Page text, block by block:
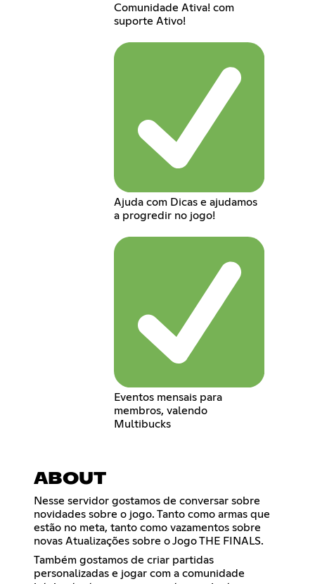
Comunidade Ativa! com
suporte Ativo!
Ajuda com Dicas e ajudamos
a progredir no jogo!
Eventos mensais para
membros, valendo
Multibucks
ABOUT
Nesse servidor gostamos de conversar sobre
novidades sobre o jogo. Tanto como armas que
estão no meta, tanto como vazamentos sobre
novas Atualizações sobre o Jogo THE FINALS.
Também gostamos de criar partidas
personalizadas e jogar com a comunidade